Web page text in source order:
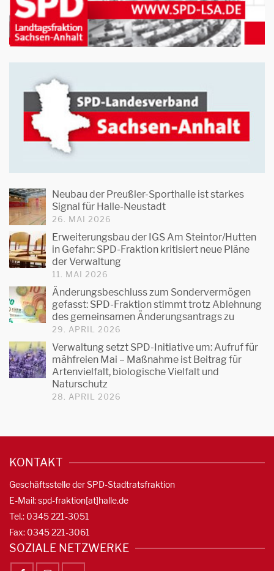
Neubau der Preußler-Sporthalle ist starkes
Signal für Halle-Neustadt
26. MAI 2026
Erweiterungsbau der IGS Am Steintor/Hutten
in Gefahr: SPD-Fraktion kritisiert neue Pläne
der Verwaltung
11. MAI 2026
Änderungsbeschluss zum Sondervermögen
gefasst: SPD-Fraktion stimmt trotz Ablehnung
des gemeinsamen Änderungsantrags zu
29. APRIL 2026
Verwaltung setzt SPD-Initiative um: Aufruf für
mähfreien Mai – Maßnahme ist Beitrag für
Artenvielfalt, biologische Vielfalt und
Naturschutz
28. APRIL 2026
KONTAKT
Geschäftsstelle der SPD-Stadtratsfraktion
E-Mail: spd-fraktion[at]halle.de
Tel.: 0345 221-3051
Fax: 0345 221-3061
SOZIALE NETZWERKE